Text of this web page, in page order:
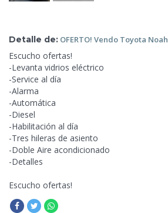
Detalle de: OFERTO! Vendo Toyota Noah
Escucho ofertas!
-Levanta vidrios eléctrico
-Service al día
-Alarma
-Automática
-Diesel
-Habilitación al día
-Tres hileras de asiento
-Doble Aire acondicionado
-Detalles
Escucho ofertas!